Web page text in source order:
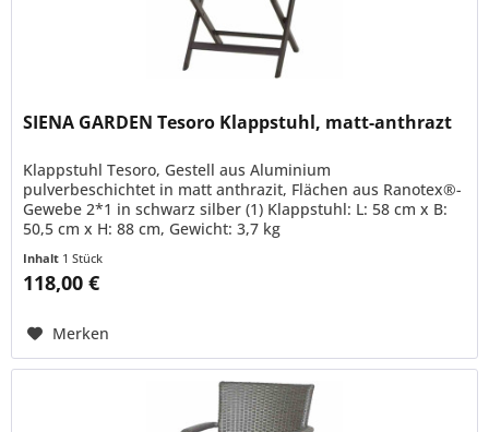
SIENA GARDEN Tesoro Klappstuhl, matt-anthrazt
Klappstuhl Tesoro, Gestell aus Aluminium
pulverbeschichtet in matt anthrazit, Flächen aus Ranotex®-
Gewebe 2*1 in schwarz silber (1) Klappstuhl: L: 58 cm x B:
50,5 cm x H: 88 cm, Gewicht: 3,7 kg
Inhalt 1 Stück
118,00 €
Merken